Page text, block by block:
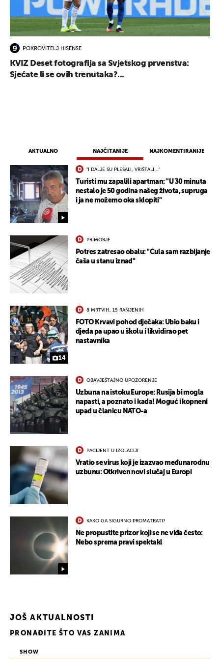
AKTUALNO NAJČITANIJE NAJKOMENTIRANIJE
"I DALJE SU PLESALI, VRIŠTALI..."
Turisti mu zapalili apartman: "U 30 minuta
nestalo je 50 godina našeg života, supruga
i ja ne možemo oka sklopiti"
PRIMORJE
Potres zatresao obalu: "Čula sam razbijanje
čaša u stanu iznad"
14
8 MRTVIH, 15 RANJENIH
FOTO Krvavi pohod dječaka: Ubio baku i
djeda pa upao u školu i likvidirao pet
nastavnika
OBAVJEŠTAJNO UPOZORENJE
Uzbuna na istoku Europe: Rusija bi mogla
napasti, a poznato i kada! Moguć i kopneni
upad u članicu NATO-a
PACIJENT U IZOLACIJI
Vratio se virus koji je izazvao međunarodnu
uzbunu: Otkriven novi slučaj u Europi
KAKO GA SIGURNO PROMATRATI?
Ne propustite prizor koji se ne viđa često:
Nebo sprema pravi spektakl
JOŠ AKTUALNOSTI
POKROVITELJ HISENSE
KVIZ Deset fotografija sa Svjetskog prvenstva:
Sjećate li se ovih trenutaka?...
PRONAĐITE ŠTO VAS ZANIMA
SHOW
UKLJUČITE NOTIFIKACIJE